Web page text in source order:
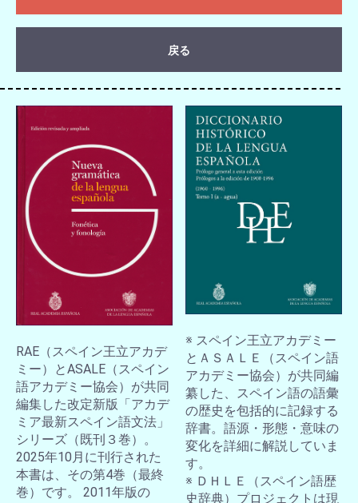
戻る
RAE（スペイン王立アカデ
ミー）とASALE（スペイン
語アカデミー協会）が共同
編集した改定新版「アカデ
ミア最新スペイン語文法」
シリーズ（既刊３巻）。
2025年10月に刊行された
本書は、その第4巻（最終
巻）です。 2011年版の
※ スペイン王立アカデミー
とＡＳＡＬＥ（スペイン語
アカデミー協会）が共同編
纂した、スペイン語の語彙
の歴史を包括的に記録する
辞書。語源・形態・意味の
変化を詳細に解説していま
す。
※ ＤＨＬＥ（スペイン語歴
史辞典）プロジェクトは現